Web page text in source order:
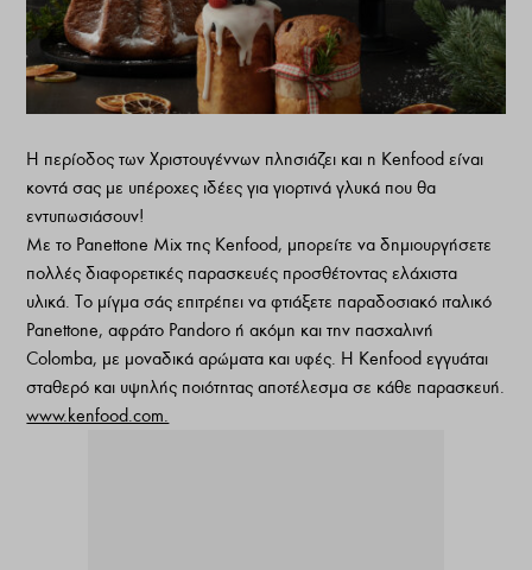
Η περίοδος των Χριστουγέννων πλησιάζει και η Kenfood είναι
κοντά σας με υπέροχες ιδέες για γιορτινά γλυκά που θα
εντυπωσιάσουν!
Με το Panettone Mix της Kenfood, μπορείτε να δημιουργήσετε
πολλές διαφορετικές παρασκευές προσθέτοντας ελάχιστα
υλικά. Το μίγμα σάς επιτρέπει να φτιάξετε παραδοσιακό ιταλικό
Panettone, αφράτο Pandoro ή ακόμη και την πασχαλινή
Colomba, με μοναδικά αρώματα και υφές. Η Kenfood εγγυάται
σταθερό και υψηλής ποιότητας αποτέλεσμα σε κάθε παρασκευή.
www.kenfood.com.